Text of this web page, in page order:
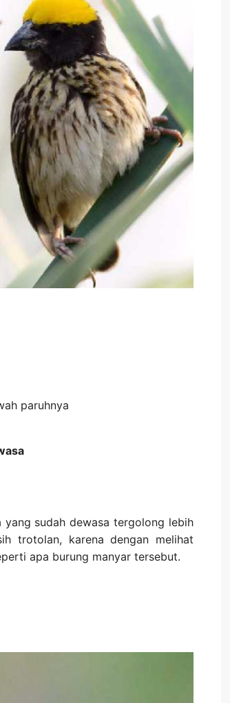
paruhnya
sudah dewasa tergolong lebih
trotolan, karena dengan melihat
apa burung manyar tersebut.